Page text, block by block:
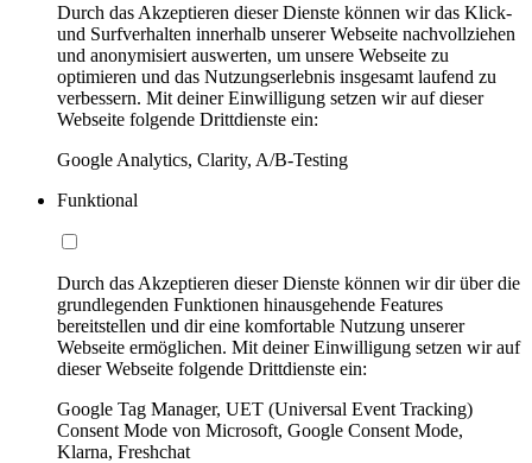
Durch das Akzeptieren dieser Dienste können wir das Klick-
und Surfverhalten innerhalb unserer Webseite nachvollziehen
und anonymisiert auswerten, um unsere Webseite zu
optimieren und das Nutzungserlebnis insgesamt laufend zu
verbessern. Mit deiner Einwilligung setzen wir auf dieser
Webseite folgende Drittdienste ein:
Google Analytics, Clarity, A/B-Testing
Funktional
Durch das Akzeptieren dieser Dienste können wir dir über die
grundlegenden Funktionen hinausgehende Features
bereitstellen und dir eine komfortable Nutzung unserer
Webseite ermöglichen. Mit deiner Einwilligung setzen wir auf
dieser Webseite folgende Drittdienste ein:
Google Tag Manager, UET (Universal Event Tracking)
Consent Mode von Microsoft, Google Consent Mode,
Klarna, Freshchat